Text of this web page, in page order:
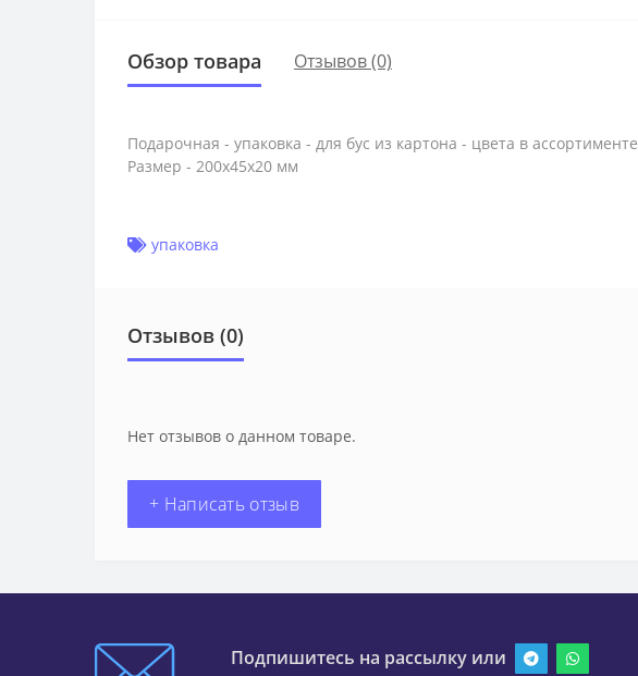
Обзор товара Отзывов (0)
Подарочная - упаковка - для бус из картона - цвета в ассортименте
Размер - 200х45х20 мм
упаковка
Отзывов (0)
Нет отзывов о данном товаре.
+ Написать отзыв
Подпишитесь на рассылку или